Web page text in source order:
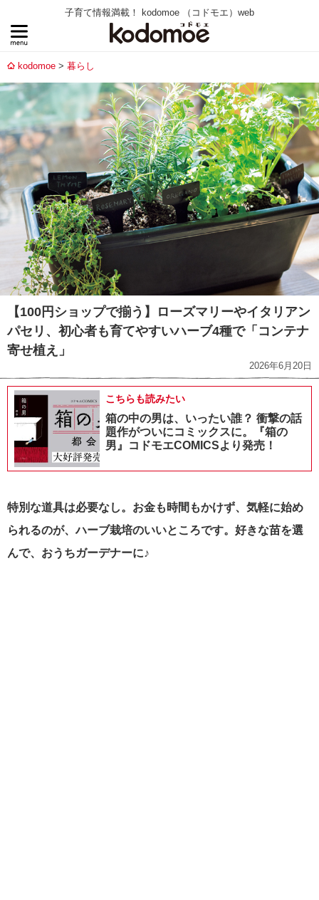
子育て情報満載！ kodomoe （コドモエ）web
kodomoe 暮らし
【100円ショップで揃う】ローズマリーやイタリアン
パセリ、初心者も育てやすいハーブ4種で「コンテナ
寄せ植え」
2026年6月20日
こちらも読みたい
箱の中の男は、いったい誰？ 衝撃の話
題作がついにコミックスに。『箱の
男』コドモエCOMICSより発売！
特別な道具は必要なし。お金も時間もかけず、気軽に始め
られるのが、ハーブ栽培のいいところです。好きな苗を選
んで、おうちガーデナーに♪